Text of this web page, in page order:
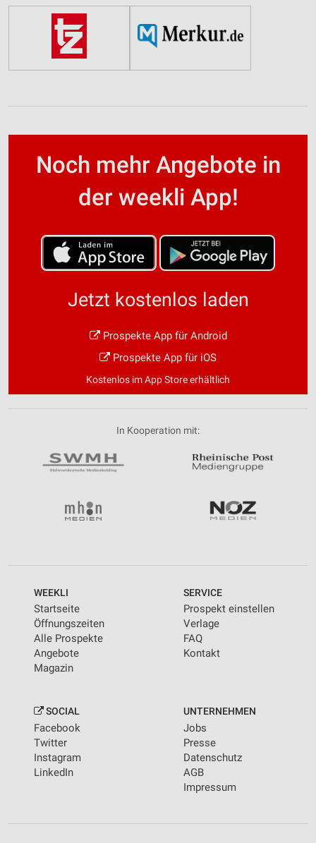
Noch mehr Angebote in
der weekli App!
Jetzt kostenlos laden
Prospekte App für Android
Prospekte App für iOS
Kostenlos im App Store erhältlich
In Kooperation mit:
WEEKLI
Startseite
Öffnungszeiten
Alle Prospekte
Angebote
Magazin
SERVICE
Prospekt einstellen
Verlage
FAQ
Kontakt
SOCIAL
Facebook
Twitter
Instagram
LinkedIn
UNTERNEHMEN
Jobs
Presse
Datenschutz
AGB
Impressum